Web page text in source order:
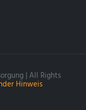
| All Rights
Hinweis